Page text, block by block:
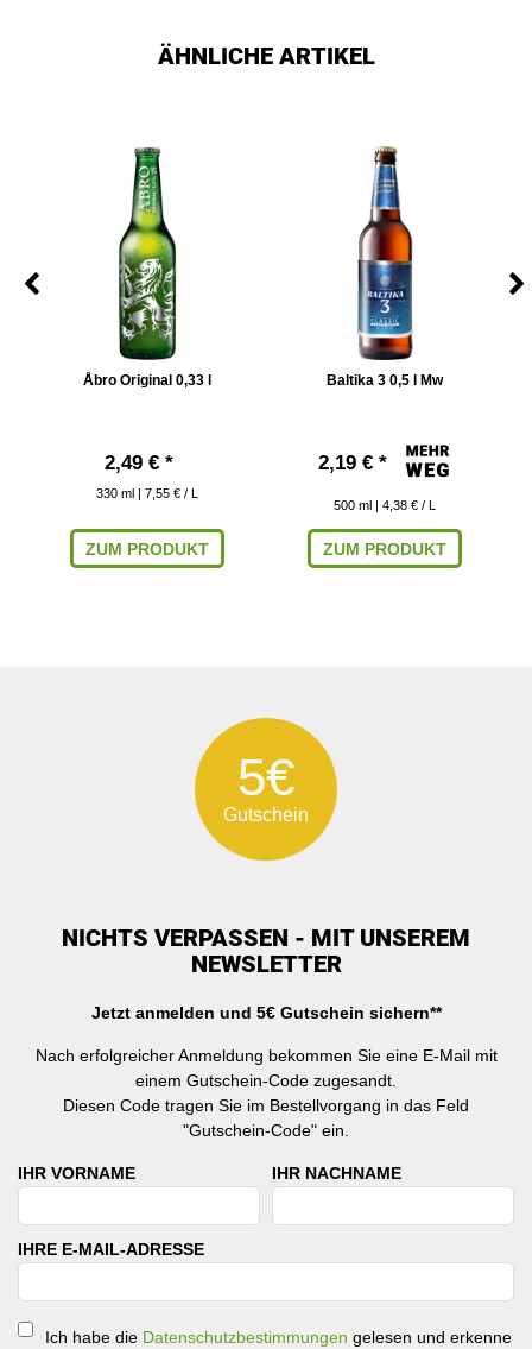
ÄHNLICHE ARTIKEL
Åbro Original 0,33 l
2,49 € *
330 ml | 7,55 € / L
ZUM PRODUKT
Baltika 3 0,5 l Mw
2,19 € *
500 ml | 4,38 € / L
ZUM PRODUKT
5€
Gutschein
NICHTS VERPASSEN - MIT UNSEREM
NEWSLETTER
Jetzt anmelden und 5€ Gutschein sichern**
Nach erfolgreicher Anmeldung bekommen Sie eine E-Mail mit
einem Gutschein-Code zugesandt.
Diesen Code tragen Sie im Bestellvorgang in das Feld
"Gutschein-Code" ein.
IHR VORNAME IHR NACHNAME
IHRE E-MAIL-ADRESSE
Ich habe die Datenschutzbestimmungen gelesen und erkenne